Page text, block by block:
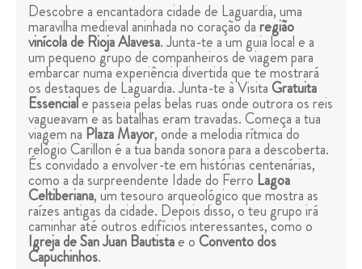
Descobre a encantadora cidade de Laguardia, uma
maravilha medieval aninhada no coração daregião
vinícola de Rioja Alavesa. Junta-te a um guia local e a
um pequeno grupo de companheiros de viagem para
embarcar numa experiência divertida que te mostrará
os destaques de Laguardia. Junta-te à VisitaGratuita
Essenciale passeia pelas belas ruas onde outrora os reis
vagueavam e as batalhas eram travadas. Começa a tua
viagem na Plaza Mayor, onde a melodia rítmica do
relógio Carillon é a tua banda sonora para a descoberta.
És convidado a envolver-te em histórias centenárias,
como a da surpreendente Idade do Ferro Lagoa
Celtiberiana, um tesouro arqueológico que mostra as
raízes antigas da cidade. Depois disso, o teu grupo irá
caminhar até outros edifícios interessantes, como o
Igreja de San Juan Bautistae oConvento dos
Capuchinhos.